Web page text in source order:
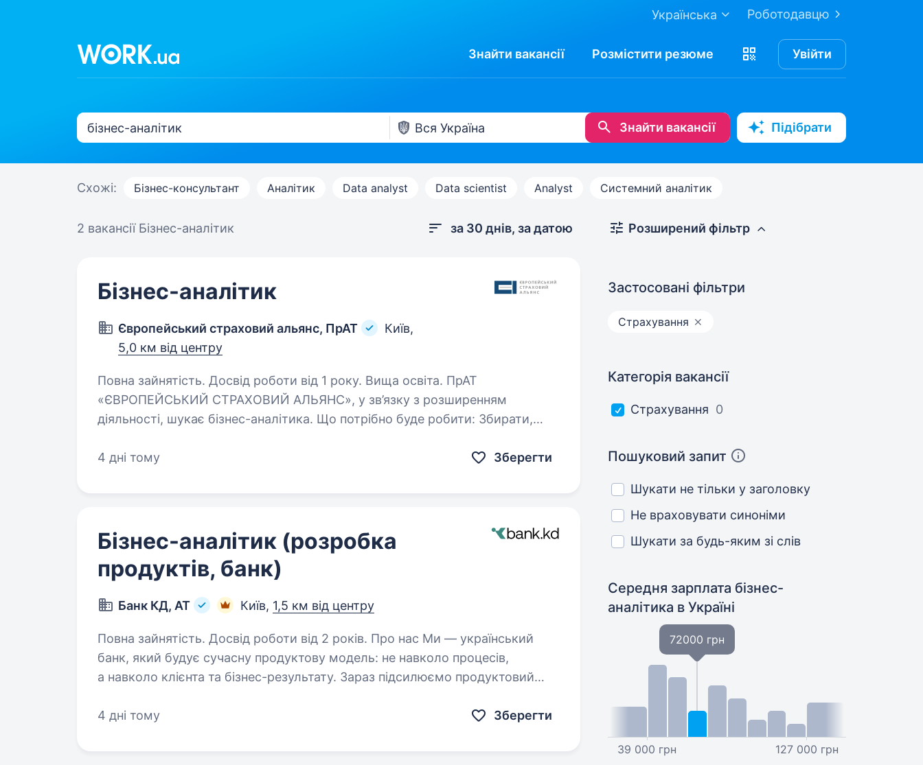
Роботодавцю
Українська
Знайти вакансії Розмістити резюме Увійти
Знайти вакансії Підібрати
Схожі: Бізнес-консультант Аналітик Data analyst Data scientist Analyst Системний аналітик
2 вакансії Бізнес-аналітик за 30 днів, за датою
Бізнес-аналітик
Європейський страховий альянс, ПрАТ
Київ,
5,0 км від центру
Повна зайнятість. Досвід роботи від 1 року. Вища освіта. ПрАТ
«ЄВРОПЕЙСЬКИЙ СТРАХОВИЙ АЛЬЯНС», у зв’язку з розширенням
діяльності, шукає бізнес-аналітика. Що потрібно буде робити: Збирати,
(AS-IS…
4 дні тому Зберегти
Бізнес-аналітик (розробка
продуктів, банк)
Банк КД, АТ Київ, 1,5 км від центру
Повна зайнятість. Досвід роботи від 2 років. Про нас Ми — український
банк, який будує сучасну продуктову модель: не навколо процесів,
а навколо клієнта та бізнес-результату. Зараз підсилюємо продуктовий
4 дні тому
Зберегти
Розширений фільтр
Застосовані фільтри
Страхування
Категорія вакансії
Страхування 0
Пошуковий запит
Шукати не тільки у заголовку
Не враховувати синоніми
Шукати за будь-яким зі слів
Середня зарплата бізнес-
аналітика в Україні
39 000 грн
72000 грн
127 000 грн